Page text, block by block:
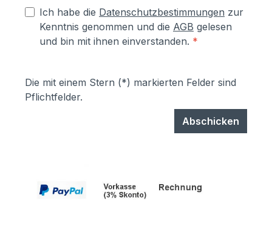
Ich habe die Datenschutzbestimmungen zur
Kenntnis genommen und die AGB gelesen
und bin mit ihnen einverstanden. *
Die mit einem Stern (*) markierten Felder sind
Pflichtfelder.
Abschicken